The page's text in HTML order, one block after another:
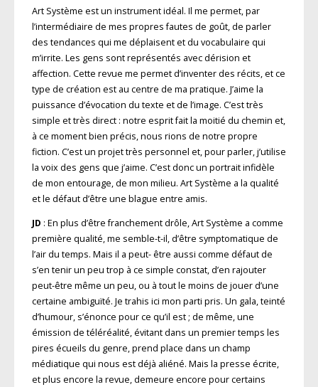
Art Système est un instrument idéal. Il me permet, par
l’intermédiaire de mes propres fautes de goût, de parler
des tendances qui me déplaisent et du vocabulaire qui
m’irrite. Les gens sont représentés avec dérision et
affection. Cette revue me permet d’inventer des récits, et ce
type de création est au centre de ma pratique. J’aime la
puissance d’évocation du texte et de l’image. C’est très
simple et très direct : notre esprit fait la moitié du chemin et,
à ce moment bien précis, nous rions de notre propre
fiction. C’est un projet très personnel et, pour parler, j’utilise
la voix des gens que j’aime. C’est donc un portrait infidèle
de mon entourage, de mon milieu. Art Système a la qualité
et le défaut d’être une blague entre amis.
JD : En plus d’être franchement drôle, Art Système a comme
première qualité, me semble-t-il, d’être symptomatique de
l’air du temps. Mais il a peut- être aussi comme défaut de
s’en tenir un peu trop à ce simple constat, d’en rajouter
peut-être même un peu, ou à tout le moins de jouer d’une
certaine ambiguïté. Je trahis ici mon parti pris. Un gala, teinté
d’humour, s’énonce pour ce qu’il est ; de même, une
émission de téléréalité, évitant dans un premier temps les
pires écueils du genre, prend place dans un champ
médiatique qui nous est déjà aliéné. Mais la presse écrite,
et plus encore la revue, demeure encore pour certains